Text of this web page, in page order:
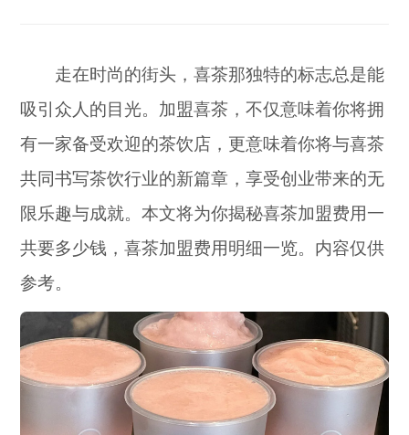
走在时尚的街头，喜茶那独特的标志总是能
吸引众人的目光。加盟喜茶，不仅意味着你将拥
有一家备受欢迎的茶饮店，更意味着你将与喜茶
共同书写茶饮行业的新篇章，享受创业带来的无
限乐趣与成就。本文将为你揭秘喜茶加盟费用一
共要多少钱，喜茶加盟费用明细一览。内容仅供
参考。